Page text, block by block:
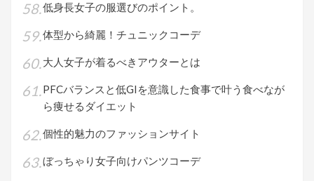
低身長女子の服選びのポイント。
体型から綺麗！チュニックコーデ
大人女子が着るべきアウターとは
PFCバランスと低GIを意識した食事で叶う食べなが
ら痩せるダイエット
個性的魅力のファッションサイト
ぼっちゃり女子向けパンツコーデ